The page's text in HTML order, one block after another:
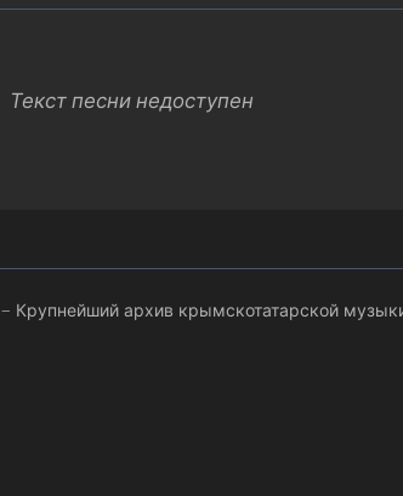
Текст песни недоступен
— Крупнейший архив крымскотатарской